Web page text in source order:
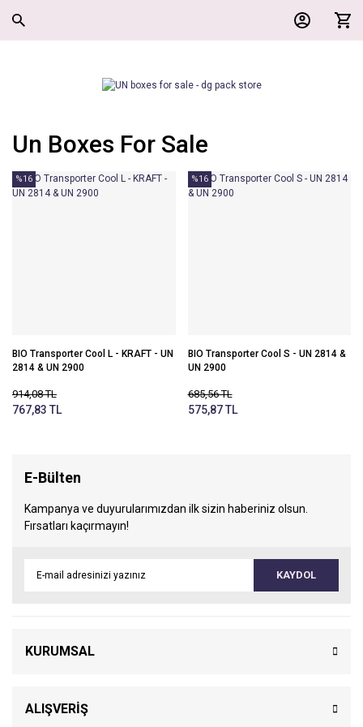
Un Boxes For Sale
%16
BIO Transporter Cool L - KRAFT - UN
2814 & UN 2900
914,08 TL
767,83 TL
%16
BIO Transporter Cool S - UN 2814 &
UN 2900
685,56 TL
575,87 TL
E-Bülten
Kampanya ve duyurularımızdan ilk sizin haberiniz olsun.
Fırsatları kaçırmayın!
KAYDOL
KURUMSAL
ALIŞVERİŞ